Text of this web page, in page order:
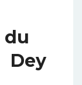
du
Dey